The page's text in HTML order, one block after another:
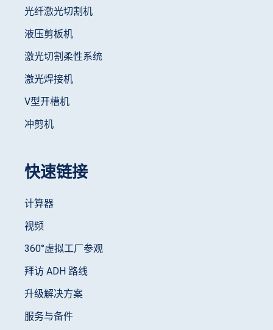
光纤激光切割机
液压剪板机
激光切割柔性系统
激光焊接机
V型开槽机
冲剪机
快速链接
计算器
视频
360°虚拟工厂参观
拜访 ADH 路线
升级解决方案
服务与备件